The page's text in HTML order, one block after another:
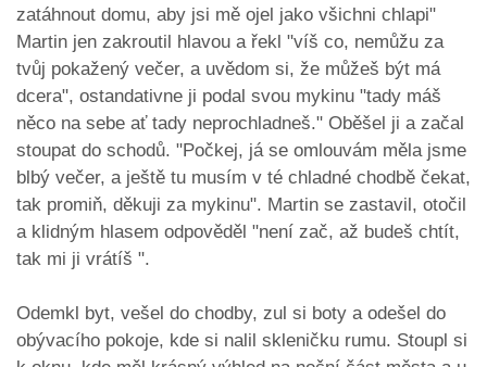
zatáhnout domu, aby jsi mě ojel jako všichni chlapi"
Martin jen zakroutil hlavou a řekl "víš co, nemůžu za
tvůj pokažený večer, a uvědom si, že můžeš být má
dcera", ostandativne ji podal svou mykinu "tady máš
něco na sebe ať tady neprochladneš." Oběšel ji a začal
stoupat do schodů. "Počkej, já se omlouvám měla jsme
blbý večer, a ještě tu musím v té chladné chodbě čekat,
tak promiň, děkuji za mykinu". Martin se zastavil, otočil
a klidným hlasem odpověděl "není zač, až budeš chtít,
tak mi ji vrátíš ".
Odemkl byt, vešel do chodby, zul si boty a odešel do
obývacího pokoje, kde si nalil skleničku rumu. Stoupl si